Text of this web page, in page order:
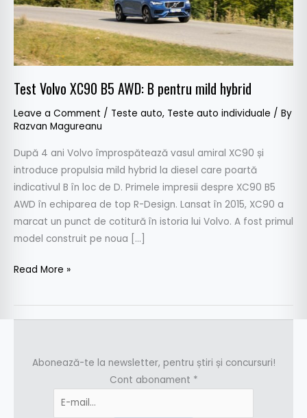
Test Volvo XC90 B5 AWD: B pentru mild hybrid
Leave a Comment / Teste auto, Teste auto individuale / By
Razvan Magureanu
După 4 ani Volvo împrospătează vasul amiral XC90 și
introduce propulsia mild hybrid la diesel care poartă
indicativul B în loc de D. Primele impresii despre XC90 B5
AWD în echiparea de top R-Design. Lansat în 2015, XC90 a
marcat un punct de cotitură în istoria lui Volvo. A fost primul
model construit pe noua […]
mild
hybrid
Read More »
Abonează-te la newsletter, pentru știri și concursuri!
Cont abonament *